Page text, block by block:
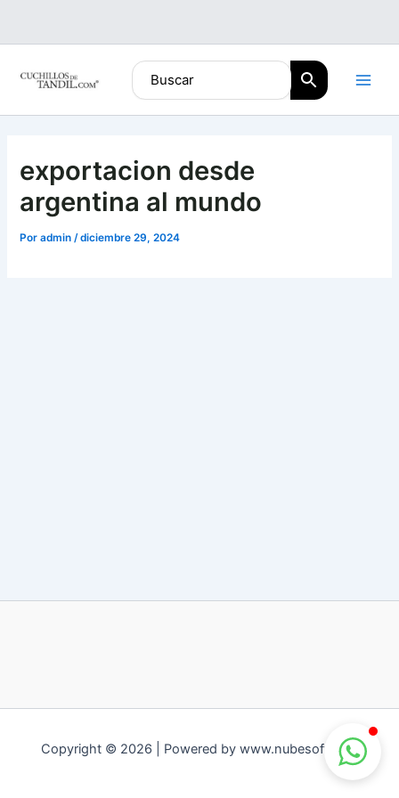
contenido
exportacion desde
argentina al mundo
Poradmin /diciembre 29, 2024
Copyright © 2026 | Powered by www.nubesoft.com